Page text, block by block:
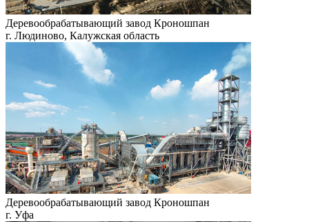
Деревообрабатывающий завод Кроношпан
г. Людиново, Калужская область
Деревообрабатывающий завод Кроношпан
г. Уфа